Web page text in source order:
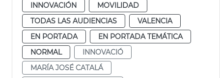
INNOVACIÓN
MOVILIDAD
TODAS LAS AUDIENCIAS
VALENCIA
EN PORTADA
EN PORTADA TEMÁTICA
NORMAL
INNOVACIÓ
MARÍA JOSÉ CATALÁ